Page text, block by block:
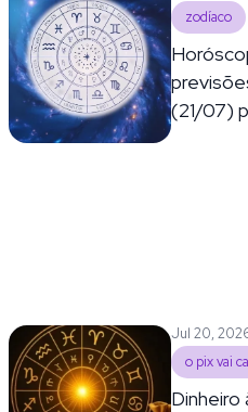
zodíaco
(21/07)
Jul 20,
o pix vai